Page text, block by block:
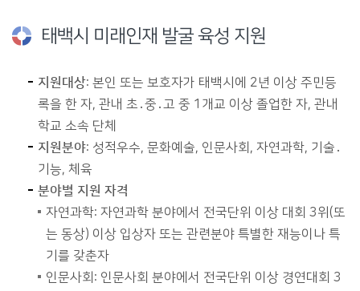
태백시 미래인재 발굴 육성 지원
지원대상: 본인 또는 보호자가 태백시에 2년 이상 주민등
록을 한 자, 관내 초․중․고 중 1개교 이상 졸업한 자, 관내
학교 소속 단체
지원분야: 성적우수, 문화예술, 인문사회, 자연과학, 기술․
기능, 체육
분야별 지원 자격
자연과학: 자연과학 분야에서 전국단위 이상 대회 3위(또
는 동상) 이상 입상자 또는 관련분야 특별한 재능이나 특
기를 갖춘자
인문사회: 인문사회 분야에서 전국단위 이상 경연대회 3